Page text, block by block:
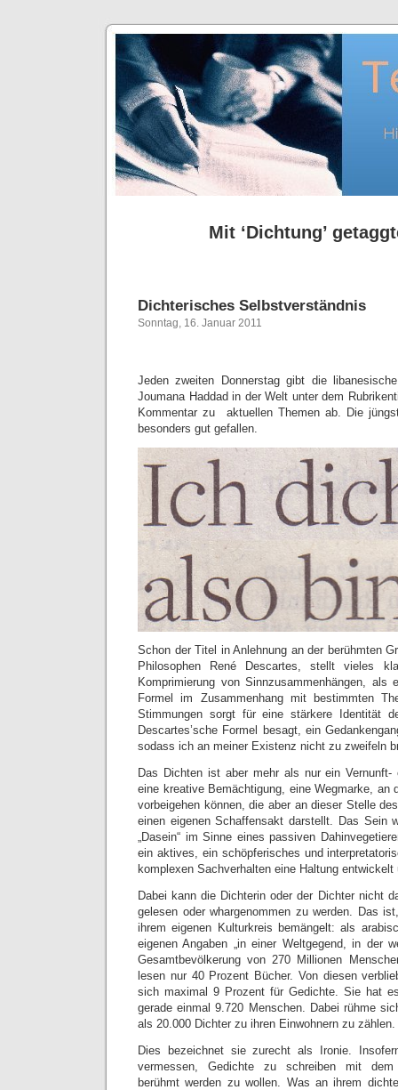
Mit ‘Dichtung’
Dichterisches Selbstverständnis
Sonntag, 16. Januar 2011
Jeden zweiten Donnerstag gibt die
Joumana Haddad in der Welt unter dem
Kommentar zu aktuellen Themen ab. Die
besonders gut gefallen.
Schon der Titel in Anlehnung an der berühmten
Philosophen René Descartes, stellt vieles
Komprimierung von Sinnzusammenhängen, als
Formel im Zusammenhang mit bestimmten
Stimmungen sorgt für eine stärkere Identität
Descartes’sche Formel besagt, ein
sodass ich an meiner Existenz nicht zu zweifeln
Das Dichten ist aber mehr als nur ein
eine kreative Bemächtigung, eine Wegmarke, an
vorbeigehen können, die aber an dieser Stelle
einen eigenen Schaffensakt darstellt. Das Sein
„Dasein“ im Sinne eines passiven
ein aktives, ein schöpferisches und
komplexen Sachverhalten eine Haltung entwickelt
Dabei kann die Dichterin oder der Dichter nicht
gelesen oder whargenommen zu werden. Das
ihrem eigenen Kulturkreis bemängelt: als
eigenen Angaben „in einer Weltgegend, in der
Gesamtbevölkerung von 270 Millionen
lesen nur 40 Prozent Bücher. Von diesen
sich maximal 9 Prozent für Gedichte. Sie hat
gerade einmal 9.720 Menschen. Dabei rühme
als 20.000 Dichter zu ihren Einwohnern zu zählen.
Dies bezeichnet sie zurecht als Ironie.
vermessen, Gedichte zu schreiben mit dem
berühmt werden zu wollen. Was an ihrem